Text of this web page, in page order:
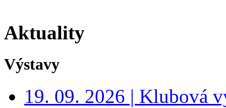
Aktuality
Výstavy
19. 09. 2026 | Klubová